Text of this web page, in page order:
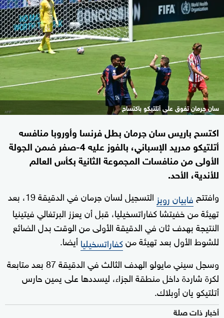
سان جرمان تفوق على أتلتيكو باكتساح
اكتسح باريس سان جرمان بطل فرنسا وأوروبا منافسه
أتلتيكو مدريد الإسباني، بالفوز عليه 4-صفر ضمن الجولة
الأولى من منافسات المجموعة الثانية بكأس العالم
للأندية، الأحد.
وافتتح فابيان رويز
التسجيل لسان جرمان في الدقيقة 19، بعد
تهيئة من خفيتشا كفاراتسخيليا، قبل أن يعزز البرتغالي فيتينيا
النتيجة بهدف ثان في الدقيقة الأولى من الوقت بدل الضائع
للشوط الأول بعد تهيئة منكفاراتسخيلياأيضا.
وسجل سيني مايولو الهدف الثالث في الدقيقة 87 بعد متابعة
لكرة شاردة داخل منطقة الجزاء، ليسددها على يمين حارس
أتلتيكو يان أوبلاك.
أخبار ذات صلة